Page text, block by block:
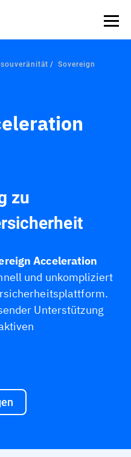
Live-Webinar,
Sovereign
zu
Acceleration
und unkompliziert
Unterstützung